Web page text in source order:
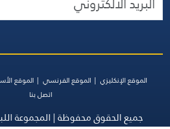
الموقع الإنكليزي الموقع الفرنسي الموقع
اتصل بنا
جميع الحقوق محفوظة | المجموعة